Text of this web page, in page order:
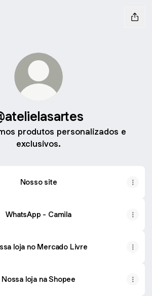
produtos personalizados e
exclusivos.
Nosso site
WhatsApp - Camila
loja no Mercado Livre
Nossa loja na Shopee